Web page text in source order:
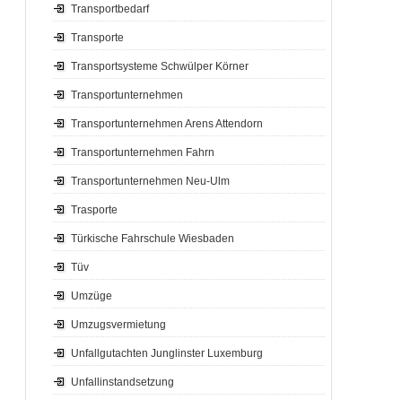
Transportbedarf
Transporte
Transportsysteme Schwülper Körner
Transportunternehmen
Transportunternehmen Arens Attendorn
Transportunternehmen Fahrn
Transportunternehmen Neu-Ulm
Trasporte
Türkische Fahrschule Wiesbaden
Tüv
Umzüge
Umzugsvermietung
Unfallgutachten Junglinster Luxemburg
Unfallinstandsetzung